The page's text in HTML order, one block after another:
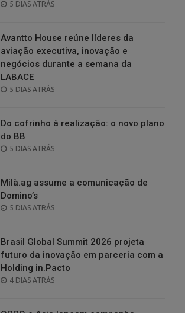
POSTED
5 DIAS ATRÁS
Avantto House reúne líderes da
aviação executiva, inovação e
negócios durante a semana da
LABACE
POSTED
5 DIAS ATRÁS
Do cofrinho à realização: o novo plano
do BB
POSTED
5 DIAS ATRÁS
Milà.ag assume a comunicação de
Domino’s
POSTED
5 DIAS ATRÁS
Brasil Global Summit 2026 projeta
futuro da inovação em parceria com a
Holding in.Pacto
POSTED
4 DIAS ATRÁS